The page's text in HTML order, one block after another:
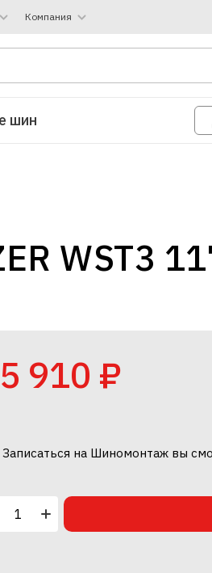
Компания
шин
WST3
910 ₽
Записаться на Шиномонтаж вы